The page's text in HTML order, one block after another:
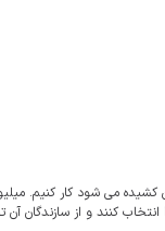
می شود کار کنیم.
کنند و از سازندگان آن